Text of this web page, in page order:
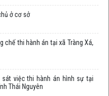
ở cơ sở
chế thi hành án tại xã Tràng Xá,
việc thi hành án hình sự tại
Thái Nguyên